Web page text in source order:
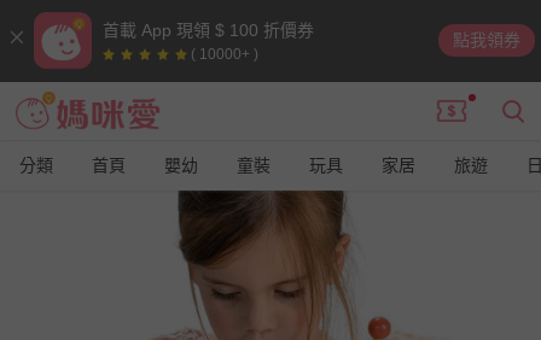
首載 App 現領 $ 100 折價券
( 10000+ )
點我領券
分類 首頁 嬰幼 童裝 玩具 家居 旅遊